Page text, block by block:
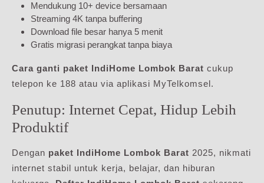
Mendukung 10+ device bersamaan
Streaming 4K tanpa buffering
Download file besar hanya 5 menit
Gratis migrasi perangkat tanpa biaya
Cara ganti paket IndiHome Lombok Barat cukup
telepon ke 188 atau via aplikasi MyTelkomsel.
Penutup: Internet Cepat, Hidup Lebih
Produktif
Dengan paket IndiHome Lombok Barat 2025, nikmati
internet stabil untuk kerja, belajar, dan hiburan